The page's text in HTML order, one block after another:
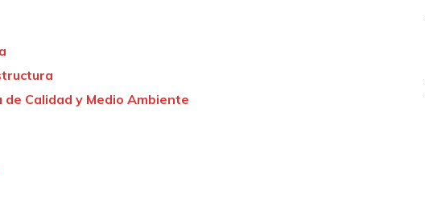
de Calidad y Medio Ambiente